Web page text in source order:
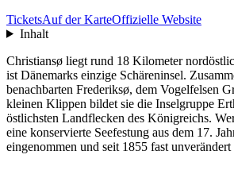
TicketsAuf der KarteOffizielle Website
Inhalt
Christiansø liegt rund 18 Kilometer
ist Dänemarks einzige Schäreninsel.
benachbarten Frederiksø, dem Vogelfelsen
kleinen Klippen bildet sie die Inselgruppe
östlichsten Landflecken des Königreichs.
eine konservierte Seefestung aus dem 17.
eingenommen und seit 1855 fast